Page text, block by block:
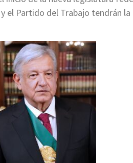
el Partido del Trabajo tendrán